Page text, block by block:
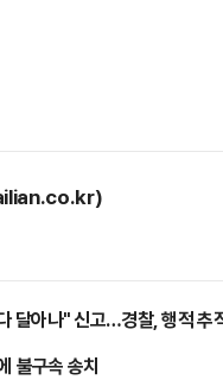
달아나" 신고…경찰, 행적 추
불구속 송치